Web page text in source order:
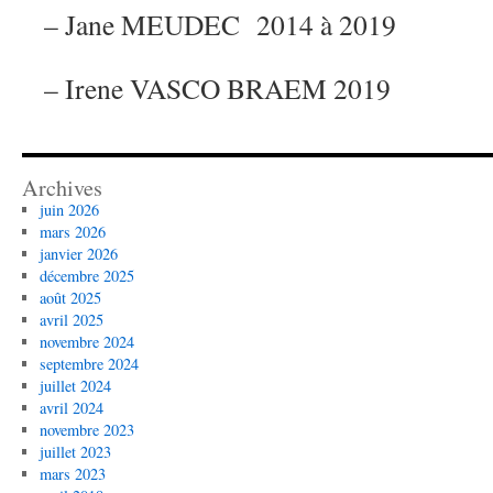
– Jane MEUDEC 2014 à 2019
– Irene VASCO BRAEM 2019
Archives
juin 2026
mars 2026
janvier 2026
décembre 2025
août 2025
avril 2025
novembre 2024
septembre 2024
juillet 2024
avril 2024
novembre 2023
juillet 2023
mars 2023